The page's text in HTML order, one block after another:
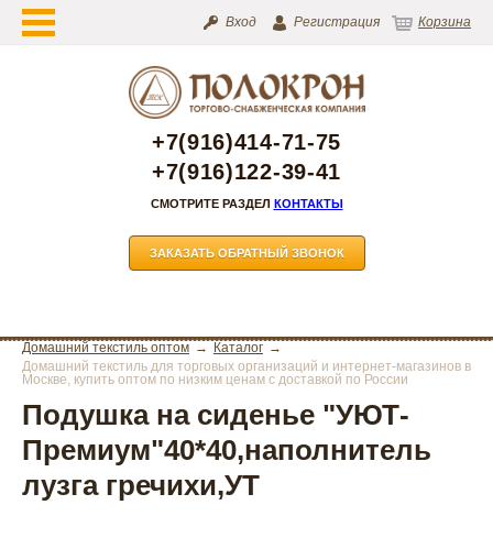
Вход Регистрация Корзина
+7(916)414-71-75
+7(916)122-39-41
СМОТРИТЕ РАЗДЕЛ КОНТАКТЫ
ЗАКАЗАТЬ ОБРАТНЫЙ ЗВОНОК
Домашний текстиль оптом
Каталог
Домашний текстиль для торговых организаций и интернет-магазинов в
Москве, купить оптом по низким ценам с доставкой по России
Подушка на сиденье "УЮТ-
Премиум"40*40,наполнитель
лузга гречихи,УТ